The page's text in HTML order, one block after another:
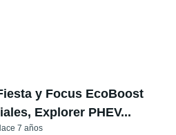
y Focus EcoBoost
Explorer PHEV...
7 años